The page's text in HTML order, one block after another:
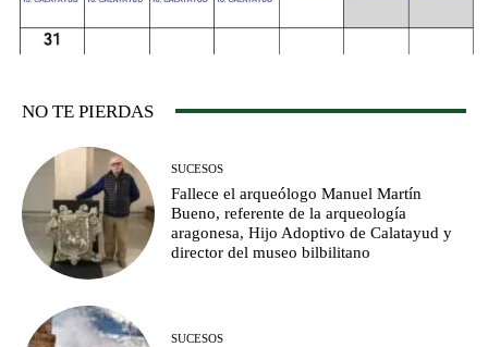
NO TE PIERDAS
SUCESOS
Fallece el arqueólogo Manuel Martín
Bueno, referente de la arqueología
aragonesa, Hijo Adoptivo de Calatayud y
director del museo bilbilitano
SUCESOS